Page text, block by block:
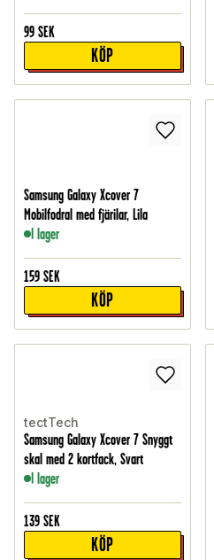
99 SEK
KÖP
Samsung Galaxy Xcover 7
Mobilfodral med fjärilar, Lila
I lager
159 SEK
KÖP
tectTech
Samsung Galaxy Xcover 7 Snyggt
skal med 2 kortfack, Svart
I lager
139 SEK
KÖP